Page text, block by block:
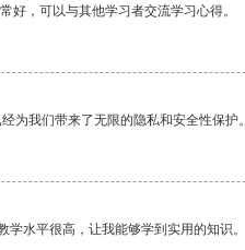
好，可以与其他学习者交流学习心得。
为我们带来了无限的隐私和安全性保护。
水平很高，让我能够学到实用的知识。